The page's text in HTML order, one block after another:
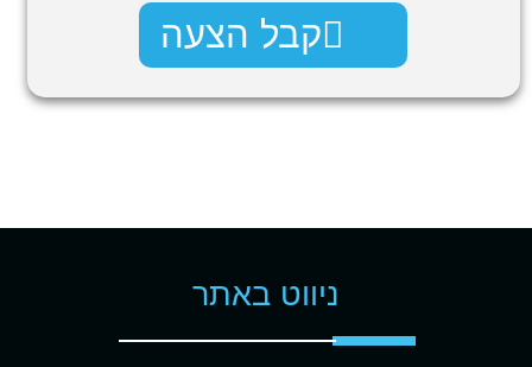
קבל הצעה
ניווט באתר